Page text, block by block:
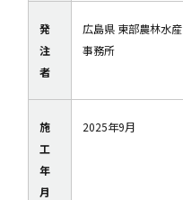
発
注
者
広島県 東部農林水産
事務所
施
工
年
月
2025年9月